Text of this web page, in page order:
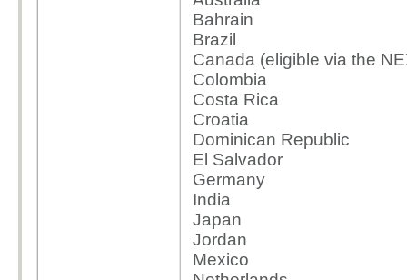
Bahrain
Brazil
Canada (eligible via the
Colombia
Costa Rica
Croatia
Dominican Republic
El Salvador
Germany
India
Japan
Jordan
Mexico